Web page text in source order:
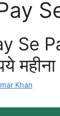
Se
Khan